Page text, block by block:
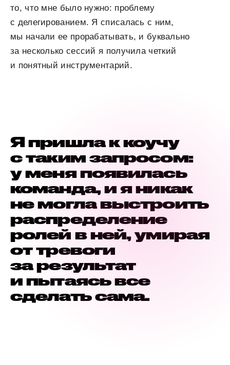
то, что мне было нужно: проблему
с делегированием. Я списалась с ним,
мы начали ее прорабатывать, и буквально
за несколько сессий я получила четкий
и понятный инструментарий.
Я пришла к коучу
с таким запросом:
у меня появилась
команда, и я никак
не могла выстроить
распределение
ролей в ней, умирая
от тревоги
за результат
и пытаясь все
сделать сама.